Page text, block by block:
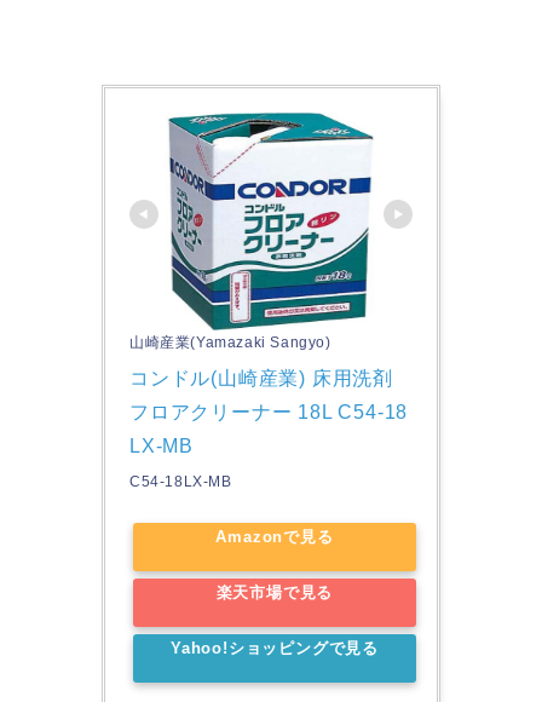
山崎産業(Yamazaki Sangyo)
コンドル(山崎産業) 床用洗剤
フロアクリーナー 18L C54-18
LX-MB
C54-18LX-MB
Amazonで見る
楽天市場で見る
Yahoo!ショッピングで見る